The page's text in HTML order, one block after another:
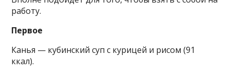
работу.
Первое
Канья — кубинский суп с курицей и рисом (91
ккал).